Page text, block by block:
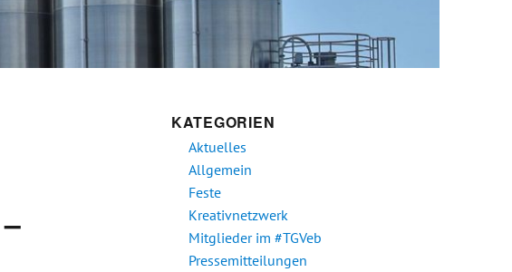
KATEGORIEN
Aktuelles
Allgemein
Feste
Kreativnetzwerk
Mitglieder im #TGVeb
Pressemitteilungen